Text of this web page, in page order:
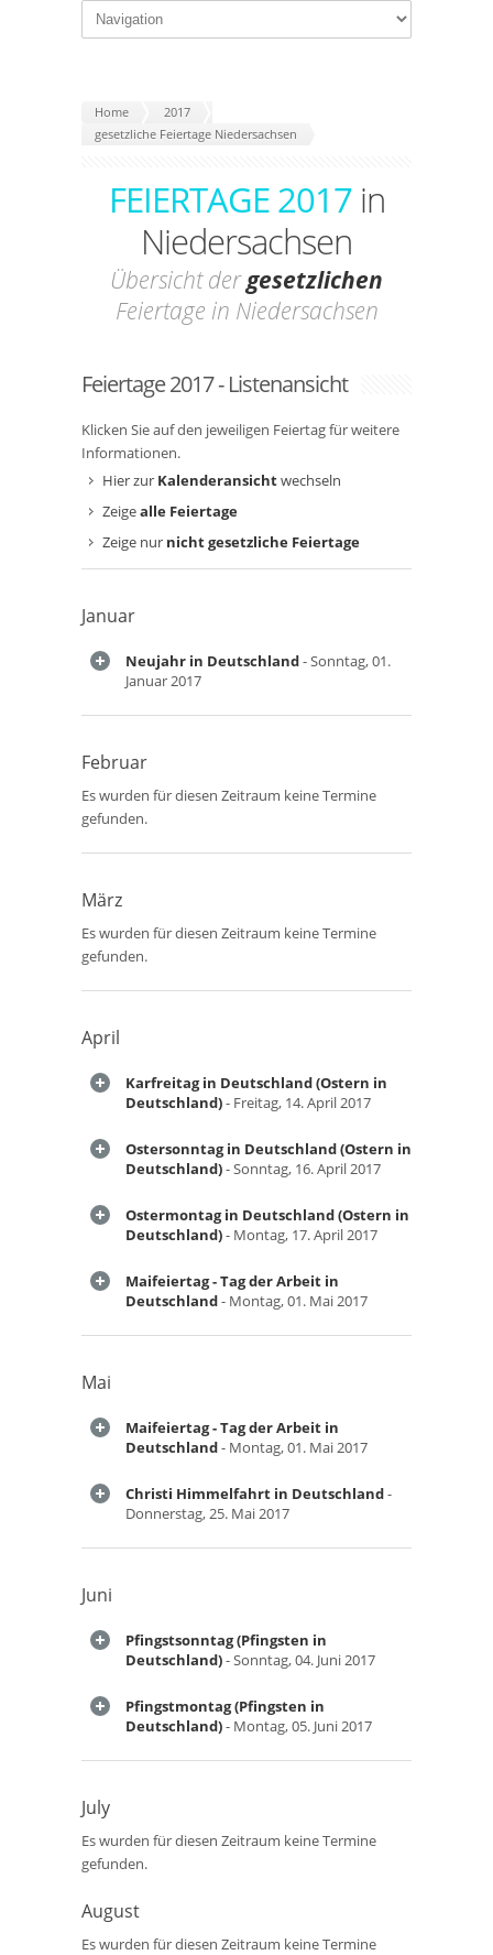
Home
2017
gesetzliche Feiertage Niedersachsen
FEIERTAGE 2017in
Niedersachsen
Übersicht dergesetzlichen
Feiertage in Niedersachsen
Feiertage 2017 - Listenansicht
Klicken Sie auf den jeweiligen Feiertag für weitere
Informationen.
Hier zur Kalenderansichtwechseln
Zeigealle Feiertage
Zeige nur nicht gesetzliche Feiertage
Januar
Neujahr in Deutschland- Sonntag, 01.
Januar 2017
Februar
Es wurden für diesen Zeitraum keine Termine
gefunden.
März
Es wurden für diesen Zeitraum keine Termine
gefunden.
April
Karfreitag in Deutschland (Ostern in
Deutschland)- Freitag, 14. April 2017
Ostersonntag in Deutschland (Ostern in
Deutschland)- Sonntag, 16. April 2017
Ostermontag in Deutschland (Ostern in
Deutschland)- Montag, 17. April 2017
Maifeiertag - Tag der Arbeit in
Deutschland- Montag, 01. Mai 2017
Mai
Maifeiertag - Tag der Arbeit in
Deutschland- Montag, 01. Mai 2017
Christi Himmelfahrt in Deutschland-
Donnerstag, 25. Mai 2017
Juni
Pfingstsonntag (Pfingsten in
Deutschland)- Sonntag, 04. Juni 2017
Pfingstmontag (Pfingsten in
Deutschland)- Montag, 05. Juni 2017
July
Es wurden für diesen Zeitraum keine Termine
gefunden.
August
Es wurden für diesen Zeitraum keine Termine